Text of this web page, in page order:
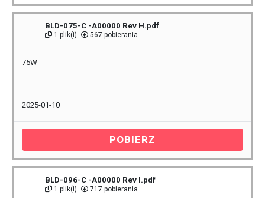
BLD-075-C -A00000 Rev H.pdf
1 plik(i) 567 pobierania
75W
2025-01-10
POBIERZ
BLD-096-C -A00000 Rev I.pdf
1 plik(i) 717 pobierania